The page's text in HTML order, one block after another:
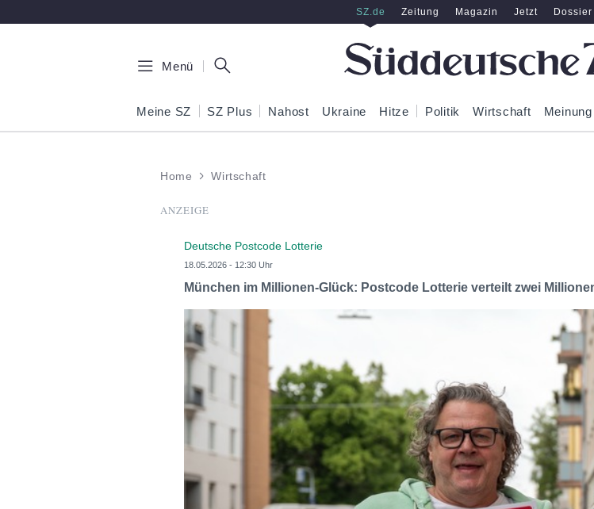
SZ.de Zeitung Magazin Jetzt Dossier
Menü
Meine SZ SZ Plus Nahost Ukraine Hitze Politik Wirtschaft Meinung
Home Wirtschaft
ANZEIGE
Deutsche Postcode Lotterie
18.05.2026 - 12:30 Uhr
München im Millionen-Glück: Postcode Lotterie verteilt zwei